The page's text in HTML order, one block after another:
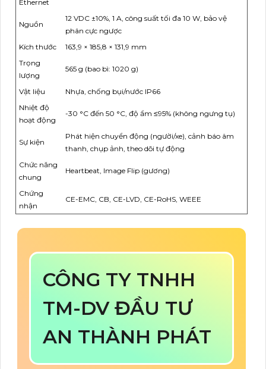
Ethernet
Nguồn
12 VDC ±10%, 1 A, công suất tối đa 10 W, bảo vệ
phân cực ngược
Kích thước
163,9 × 185,8 × 131,9 mm
Trọng
lượng
565 g (bao bì: 1020 g)
Vật liệu
Nhựa, chống bụi/nước IP66
Nhiệt độ
hoạt động
-30 °C đến 50 °C, độ ẩm ≤95% (không ngưng tụ)
Sự kiện
Phát hiện chuyển động (người/xe), cảnh báo âm
thanh, chụp ảnh, theo dõi tự động
Chức năng
chung
Heartbeat, Image Flip (gương)
Chứng
nhận
CE-EMC, CB, CE-LVD, CE-RoHS, WEEE
CÔNG TY TNHH
TM-DV ĐẦU TƯ
AN THÀNH PHÁT